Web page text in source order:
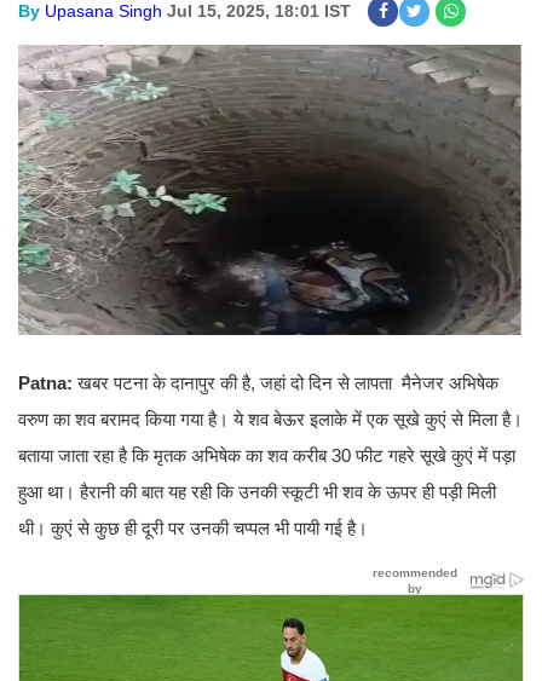
By Upasana Singh Jul 15, 2025, 18:01 IST
Patna:खबर पटना के दानापुर की है, जहां दो दिन से लापता मैनेजर अभिषेक
वरुण का शव बरामद किया गया है। ये शव बेऊर इलाके में एक सूखे कुएं से मिला है।
बताया जाता रहा है कि मृतक अभिषेक का शव करीब 30 फीट गहरे सूखे कुएं में पड़ा
हुआ था। हैरानी की बात यह रही कि उनकी स्कूटी भी शव के ऊपर ही पड़ी मिली
थी। कुएं से कुछ ही दूरी पर उनकी चप्पल भी पायी गई है।